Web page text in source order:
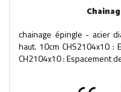
chainage épingle - acier
haut. 10cm CHS2104x10
CH2104x10 : Espacement